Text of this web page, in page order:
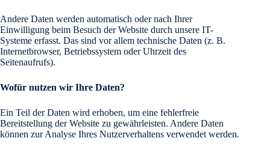
Andere Daten werden automatisch oder nach Ihrer
Einwilligung beim Besuch der Website durch unsere IT-
Systeme erfasst. Das sind vor allem technische Daten (z. B.
Internetbrowser, Betriebssystem oder Uhrzeit des
Seitenaufrufs).
Wofür nutzen wir Ihre Daten?
Ein Teil der Daten wird erhoben, um eine fehlerfreie
Bereitstellung der Website zu gewährleisten. Andere Daten
können zur Analyse Ihres Nutzerverhaltens verwendet werden.